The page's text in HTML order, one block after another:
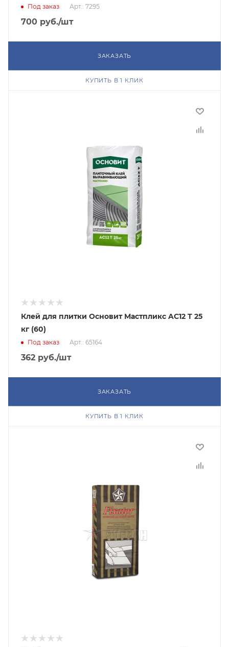
Под заказ Арт.: 7295
700 руб./шт
ЗАКАЗАТЬ
КУПИТЬ В 1 КЛИК
Клей для плитки Основит Мастпликс AC12 T 25
кг (60)
Под заказ Арт.: 65164
362 руб./шт
ЗАКАЗАТЬ
КУПИТЬ В 1 КЛИК